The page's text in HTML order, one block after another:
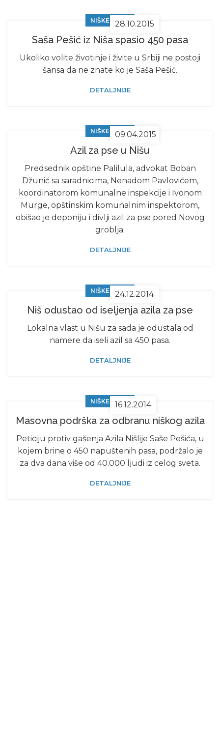
28.10.2015
NIŠKE VESTI
Saša Pešić iz Niša spasio 450 pasa
Ukoliko volite životinje i živite u Srbiji ne postoji
šansa da ne znate ko je Saša Pešić.
DETALJNIJE
09.04.2015
NIŠKE VESTI
Azil za pse u Nišu
Predsednik opštine Palilula, advokat Boban
Džunić sa saradnicima, Nenadom Pavlovićem,
koordinatorom komunalne inspekcije i Ivonom
Murge, opštinskim komunalnim inspektorom,
obišao je deponiju i divlji azil za pse pored Novog
groblja.
DETALJNIJE
24.12.2014
NIŠKE VESTI
Niš odustao od iseljenja azila za pse
Lokalna vlast u Nišu za sada je odustala od
namere da iseli azil sa 450 pasa.
DETALJNIJE
16.12.2014
NIŠKE VESTI
Masovna podrška za odbranu niškog azila
Peticiju protiv gašenja Azila Nišlije Saše Pešića, u
kojem brine o 450 napuštenih pasa, podržalo je
za dva dana više od 40.000 ljudi iz celog sveta.
DETALJNIJE